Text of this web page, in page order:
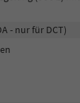
- nur für DCT)